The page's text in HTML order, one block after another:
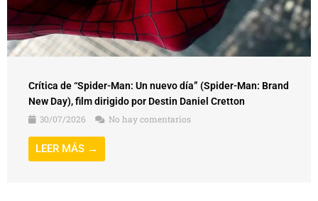
Crítica de “Spider-Man: Un nuevo día” (Spider-Man: Brand
New Day), film dirigido por Destin Daniel Cretton
30/07/2026
No hay comentarios
LEER MÁS →